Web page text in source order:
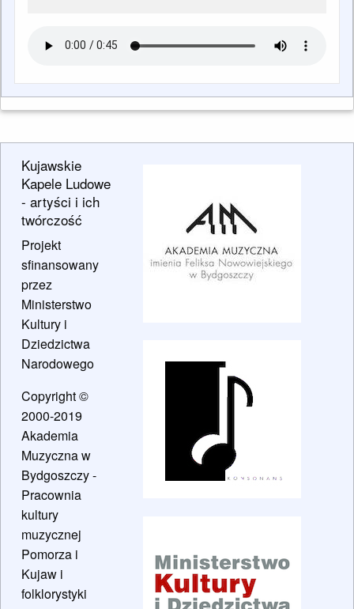
Kujawskie
Kapele Ludowe
- artyści i ich
twórczość
Projekt
sfinansowany
przez
Ministerstwo
Kultury i
Dziedzictwa
Narodowego
Copyright ©
2000-2019
Akademia
Muzyczna w
Bydgoszczy -
Pracownia
kultury
muzycznej
Pomorza i
Kujaw i
folklorystyki